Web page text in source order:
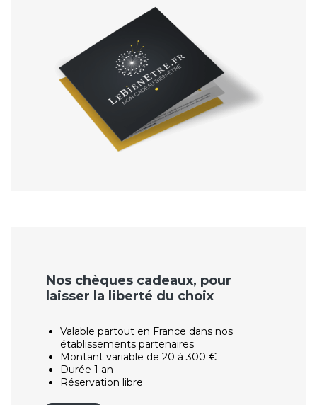
Nos chèques cadeaux, pour
laisser la liberté du choix
Valable partout en France dans nos
établissements partenaires
Montant variable de 20 à 300 €
Durée 1 an
Réservation libre